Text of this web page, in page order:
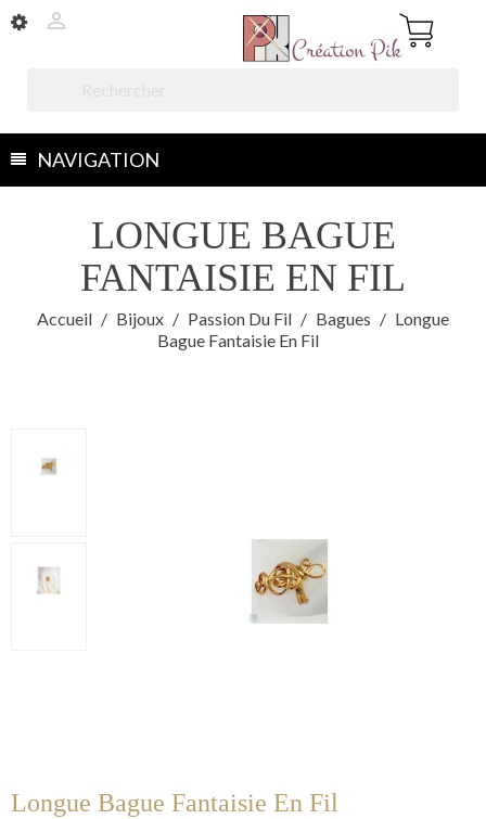


NAVIGATION
LONGUE BAGUE
FANTAISIE EN FIL
Accueil Bijoux Passion Du Fil Bagues
Longue
Bague Fantaisie En Fil
Longue Bague Fantaisie En Fil